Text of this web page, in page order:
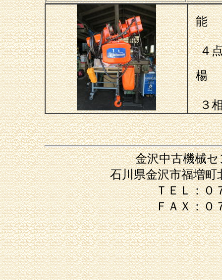
能
４点
楊
３相
金沢中古機械
石川県金沢市福増町
ＴＥＬ：０
ＦＡＸ：０